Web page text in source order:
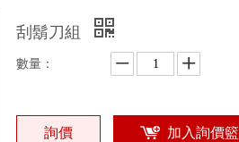
刮鬍刀組
數量：
詢價 加入詢價籃